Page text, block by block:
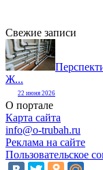
Свежие записи
Ж...
22 июня 2026
О портале
Карта сайта
info@o-trubah.ru
Реклама на сайте
Пользовательское